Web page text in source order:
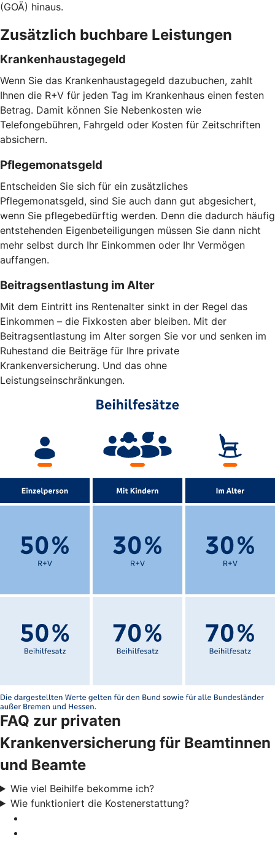
(GOÄ) hinaus.
Zusätzlich buchbare Leistungen
Krankenhaustagegeld
Wenn Sie das Krankenhaustagegeld dazubuchen, zahlt
Ihnen die R+V für jeden Tag im Krankenhaus einen festen
Betrag. Damit können Sie Nebenkosten wie
Telefongebühren, Fahrgeld oder Kosten für Zeitschriften
absichern.
Pflegemonatsgeld
Entscheiden Sie sich für ein zusätzliches
Pflegemonatsgeld, sind Sie auch dann gut abgesichert,
wenn Sie pflegebedürftig werden. Denn die dadurch häufig
entstehenden Eigenbeteiligungen müssen Sie dann nicht
mehr selbst durch Ihr Einkommen oder Ihr Vermögen
auffangen.
Beitragsentlastung im Alter
Mit dem Eintritt ins Rentenalter sinkt in der Regel das
Einkommen – die Fixkosten aber bleiben. Mit der
Beitragsentlastung im Alter sorgen Sie vor und senken im
Ruhestand die Beiträge für Ihre private
Krankenversicherung. Und das ohne
Leistungseinschränkungen.
FAQ zur privaten
Krankenversicherung für Beamtinnen
und Beamte
Wie viel Beihilfe bekomme ich?
Wie funktioniert die Kostenerstattung?